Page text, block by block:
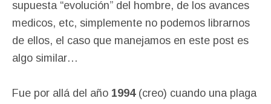
supuesta “evolución” del hombre, de los avances
medicos, etc, simplemente no podemos librarnos
de ellos, el caso que manejamos en este post es
algo similar…
Fue por allá del año 1994(creo) cuando una plaga